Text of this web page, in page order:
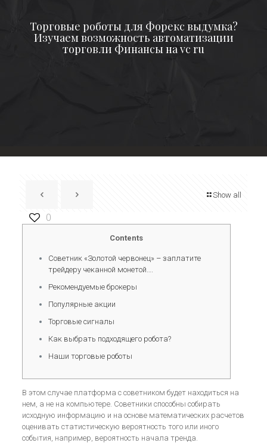
Торговые роботы для Форекс выдумка?
Изучаем возможность автоматизации
торговли Финансы на vc ru
Show all
0
Contents
Советник «Золотой червонец» – заплатите
трейдеру чеканной монетой….
Рекомендуемые брокеры
Популярные акции
Торговые сигналы
Как выбрать подходящего робота?
Наши торговые роботы
В этом случае платформа с советником будет находиться на
нем, а не на компьютере. Советники способны собирать
исходную информацию и на основе математических расчетов
оценивать статистическую вероятность того или иного
события, например, вероятность начала тренда.